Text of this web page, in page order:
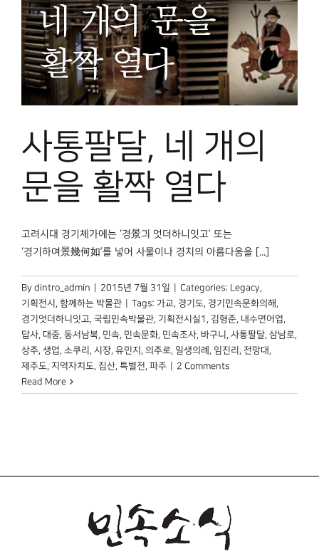
사통팔달, 네 개의
문을 활짝 열다
고려시대 경기체가에는 ‘경景긔 엇더하니잇고’ 또는
‘경기하여景幾何如’를 넣어 사물이나 경치의 아름다움을 [...]
By dintro_admin 2015년 7월 31일 Categories: Legacy,
기획전시 , 함께하는 박물관 Tags: 가교, 경기도, 경기민속문화의해 ,
경기엇더하니잇고, 국립민속박물관, 기획전시실1 , 김형준, 내수면어업,
답사, 대중, 동서남북, 민속, 민속문화, 민속조사, 바구니 , 사통팔달, 삼남로,
상주, 생업, 소쿠리 , 시장, 유민지 , 의주로, 일생의례 , 임진리 , 전망대 ,
제주도, 지역자치도, 집산, 특별전, 파주
2 Comments
Read More